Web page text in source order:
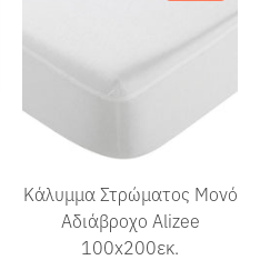
Κάλυμμα Στρώματος Μονό
Αδιάβροχο Alizee
100x200εκ.